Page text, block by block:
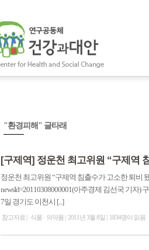
"환경피해" 글타래
[구제역] 정운천 최고위원 “구제역
정운천 최고위원 “구제역 침출수가 고소한 퇴비 됐
newsId=20110308000001(아주경제 김선국 기자
7일 경기도 이천시 [...]
참고자료 식품 · 의약품 2011년 3월 8일 1834명이 읽음